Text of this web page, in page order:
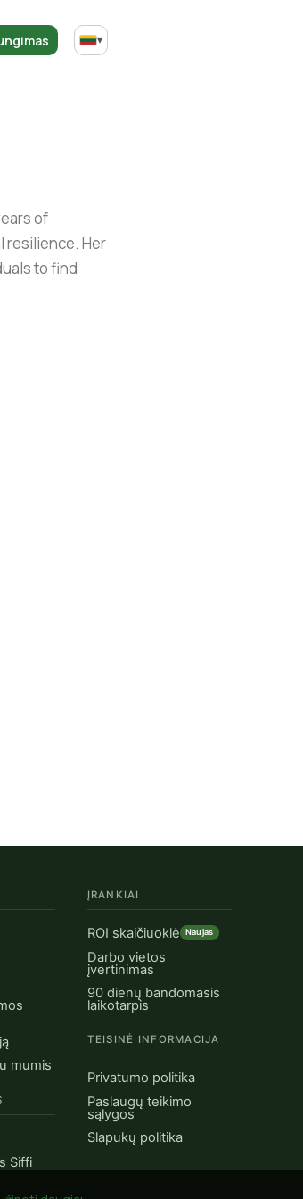
▾
of
resilience. Her
to find
mumis
Siffi
ĮRANKIAI
ROI skaičiuoklė Naujas
Darbo vietos
įvertinimas
90 dienų bandomasis
laikotarpis
TEISINĖ INFORMACIJA
Privatumo politika
Paslaugų teikimo
sąlygos
Slapukų politika